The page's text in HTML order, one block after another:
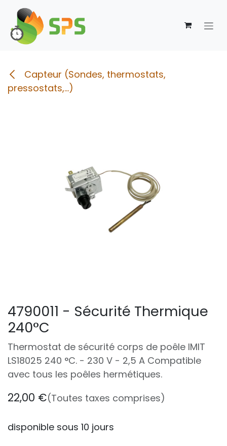
Se rendre au contenu
Capteur (Sondes, thermostats,
pressostats,...)
4790011 - Sécurité Thermique
240°C
Thermostat de sécurité corps de poêle IMIT
LS18025 240 °C. - 230 V - 2,5 A Compatible
avec tous les poêles hermétiques.
22,00 €(Toutes taxes comprises)
disponible sous 10 jours